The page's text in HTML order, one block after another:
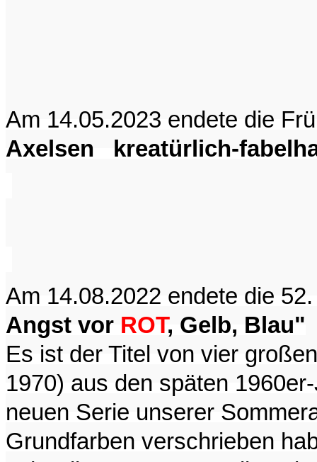
Am 14.05.2023 endete die
Axelsen kreatürlich-
Am 14.08.2022 endete die
Angst vor ROT, Gelb, Blau"
Es ist der Titel von vier
1970) aus den späten
neuen Serie unserer
Grundfarben verschrieben